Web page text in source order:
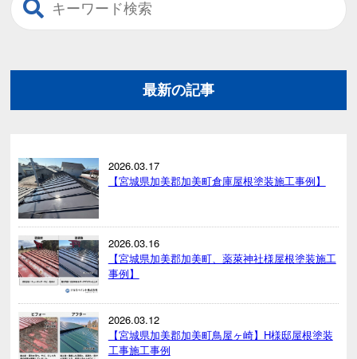
最新の記事
2026.03.17
【宮城県加美郡加美町倉庫屋根塗装施工事例】
2026.03.16
【宮城県加美郡加美町、薬萊神社様屋根塗装施工
事例】
2026.03.12
【宮城県加美郡加美町鳥屋ヶ崎】H様邸屋根塗装
工事施工事例